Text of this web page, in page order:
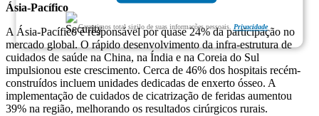
Garantimos total sigilo de suas informações pessoais. Privacidade
Ásia-Pacífico
A Ásia-Pacífico é responsável por quase 24% da participação no
mercado global. O rápido desenvolvimento da infra-estrutura de
cuidados de saúde na China, na Índia e na Coreia do Sul
impulsionou este crescimento. Cerca de 46% dos hospitais recém-
construídos incluem unidades dedicadas de enxerto ósseo. A
implementação de cuidados de cicatrização de feridas aumentou
39% na região, melhorando os resultados cirúrgicos rurais.